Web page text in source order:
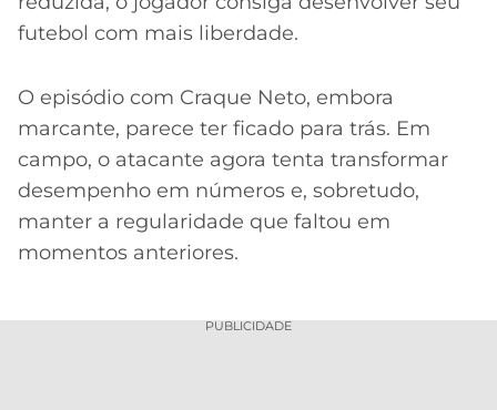
futebol com mais liberdade.
O episódio com Craque Neto, embora
marcante, parece ter ficado para trás. Em
campo, o atacante agora tenta transformar
desempenho em números e, sobretudo,
manter a regularidade que faltou em
momentos anteriores.
PUBLICIDADE